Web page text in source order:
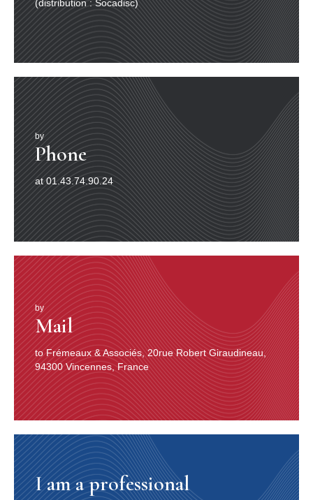
Lire en tout sens, Livre qui Parle, Mots et Merveilles,
Alapage, Amazon, fnac.com, chapitre.com etc.....Enfin
certains enregistrements de diction peuvent être écouté
par téléchargement auprès d'Audible (Audio direct -
France loisirs) et d'iTunes (iStore d'Apple) et musicaux
sur Fnacmusic.com., Virginméga et iTunes.
by
Phone
at 01.43.74.90.24
by
Mail
to Frémeaux & Associés, 20rue Robert Giraudineau,
94300 Vincennes, France
(distribution : Socadisc)
I am a professional